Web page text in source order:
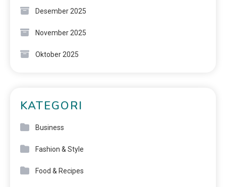
Desember 2025
November 2025
Oktober 2025
KATEGORI
Business
Fashion & Style
Food & Recipes